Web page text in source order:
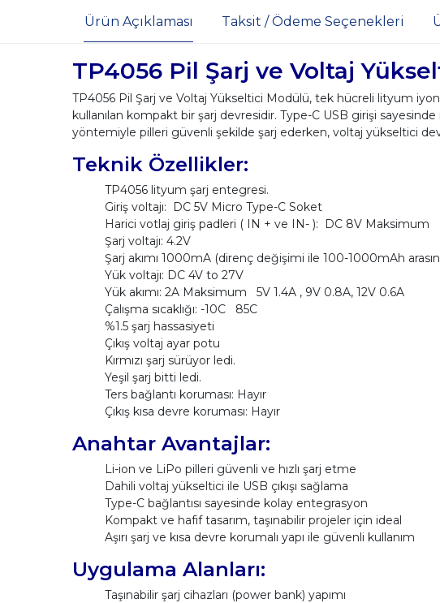
Ürün Açıklaması Taksit / Ödeme Seçenekleri
TP4056 Pil Şarj ve Voltaj
TP4056 Pil Şarj ve Voltaj Yükseltici Modülü, tek hücreli lityum
kullanılan kompakt bir şarj devresidir. Type-C USB girişi
yöntemiyle pilleri güvenli şekilde şarj ederken, voltaj yükseltici
Teknik Özellikler:
TP4056 lityum şarj entegresi.
Giriş voltajı: DC 5V Micro Type-C Soket
Harici votlaj giriş padleri ( IN + ve IN- ): DC 8V Maksimum
Şarj voltajı: 4.2V
Şarj akımı 1000mA (direnç değişimi ile 100-1000mAh
Yük voltajı: DC 4V to 27V
Yük akımı: 2A Maksimum 5V 1.4A , 9V 0.8A, 12V 0.6A
Çalışma sıcaklığı: -10C 85C
%1.5 şarj hassasiyeti
Çıkış voltaj ayar potu
Kırmızı şarj sürüyor ledi.
Yeşil şarj bitti ledi.
Ters bağlantı koruması: Hayır
Çıkış kısa devre koruması: Hayır
Anahtar Avantajlar:
Li-ion ve LiPo pilleri güvenli ve hızlı şarj etme
Dahili voltaj yükseltici ile USB çıkışı sağlama
Type-C bağlantısı sayesinde kolay entegrasyon
Kompakt ve hafif tasarım, taşınabilir projeler için ideal
Aşırı şarj ve kısa devre korumalı yapı ile güvenli kullanım
Uygulama Alanları:
Taşınabilir şarj cihazları (power bank) yapımı